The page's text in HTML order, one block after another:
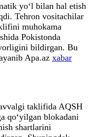
yo‘l bilan hal etish
Tehron vositachilar
muhokama
Pokistonda
bildirgan. Bu
Apa.az xabar
taklifida AQSH
qo‘yilgan blokadani
shartlarini